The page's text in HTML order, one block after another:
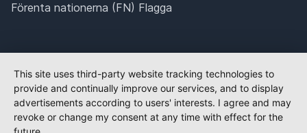
Förenta nationerna (FN) Flagga
This site uses third-party website tracking technologies to
provide and continually improve our services, and to display
advertisements according to users' interests. I agree and may
revoke or change my consent at any time with effect for the